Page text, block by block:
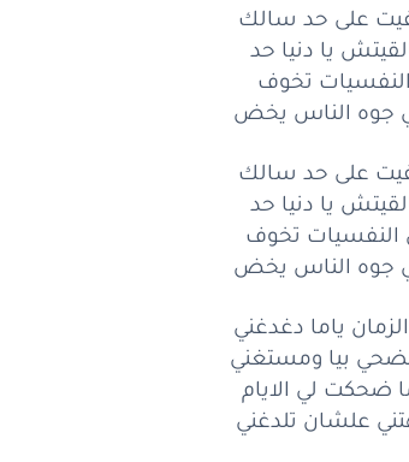
الناسيخض
على حدسالك
يا دنياحد
تخوف
الناسيخض
ياما دغدغني
بياومستغني
ليالايام
علشان
تلدغني
على حد سالك
يا دنيا حد
تخوف
جوه الناس يخض
على حد سالك
يا دنيا حد
النفسيات تخوف
جوه الناس يخض
الزمان ياما دغدغني
بيا ومستغني
ضحكت لي الايام
علشان تلدغني